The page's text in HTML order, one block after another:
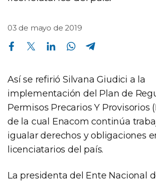
03 de mayo de 2019
Compartir en Facebook Compartir en X Compartir en Linkedin Compartir en Whatsapp
Así se refirió Silvana Giudici a la
implementación del Plan de
Permisos Precarios Y Provisorios
de la cual Enacom continúa
igualar derechos y obligaciones
licenciatarios del país.
La presidenta del Ente Nacional